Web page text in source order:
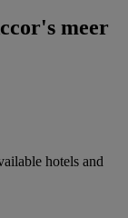
meer
hotels and